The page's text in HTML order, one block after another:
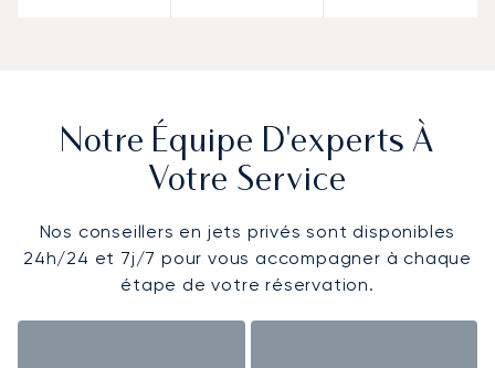
Notre Équipe D'experts À
Votre Service
Nos conseillers en jets privés sont disponibles
24h/24 et 7j/7 pour vous accompagner à chaque
étape de votre réservation.